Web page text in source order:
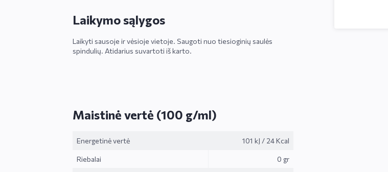
Laikymo sąlygos
Laikyti sausoje ir vėsioje vietoje. Saugoti nuo tiesioginių saulės
spindulių. Atidarius suvartoti iš karto.
Maistinė vertė (100 g/ml)
Energetinė vertė 101 kJ / 24 Kcal
Riebalai 0 gr